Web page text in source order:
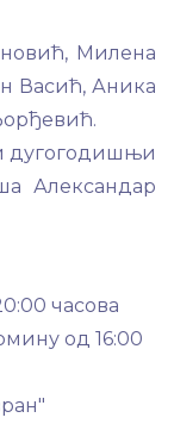
Милена
Васић, Аника
дугогодишњи
Александар
часова
од 16:00